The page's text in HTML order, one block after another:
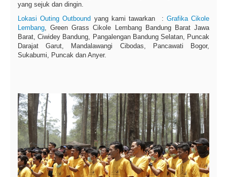
yang sejuk dan dingin.
Lokasi Outing Outbound yang kami tawarkan : Grafika Cikole
Lembang, Green Grass Cikole Lembang Bandung Barat Jawa
Barat, Ciwidey Bandung, Pangalengan Bandung Selatan, Puncak
Darajat Garut, Mandalawangi Cibodas, Pancawati Bogor,
Sukabumi, Puncak dan Anyer.